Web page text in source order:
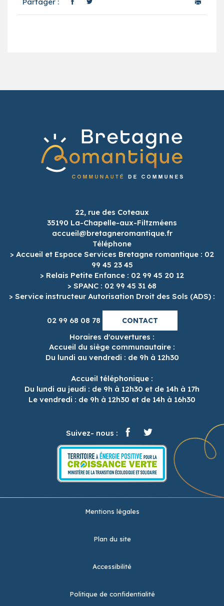
22, rue des Coteaux
35190 La-Chapelle-aux-Filtzméens
accueil@bretagneromantique.fr
Téléphone
> Accueil et Espace Services Bretagne romantique : 02
99 45 23 45
> Relais Petite Enfance : 02 99 45 20 12
> SPANC : 02 99 45 31 68
> Service instructeur Autorisation Droit des Sols (ADS) :
02 99 68 08 78 CONTACT
Horaires d'ouvertures :
Accueil du siège communautaire :
Du lundi au vendredi : de 9h à 12h30
Accueil téléphonique :
Du lundi au jeudi : de 9h à 12h30 et de 14h à 17h
Le vendredi : de 9h à 12h30 et de 14h à 16h30
Suivez- nous :
Mentions légales
Plan du site
Accessibilité
Politique de confidentialité